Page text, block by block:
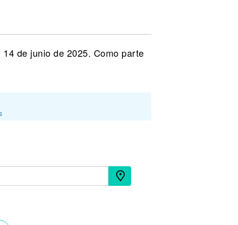
de junio de 2025. Como parte